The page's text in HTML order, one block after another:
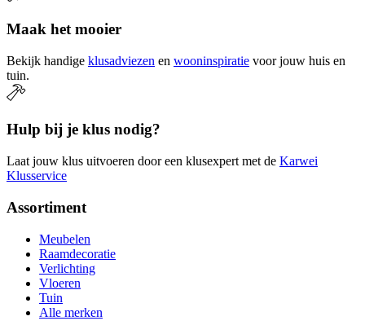
Maak het mooier
Bekijk handige klusadviezen en wooninspiratie voor jouw huis en
tuin.
Hulp bij je klus nodig?
Laat jouw klus uitvoeren door een klusexpert met de Karwei
Klusservice
Assortiment
Meubelen
Raamdecoratie
Verlichting
Vloeren
Tuin
Alle merken